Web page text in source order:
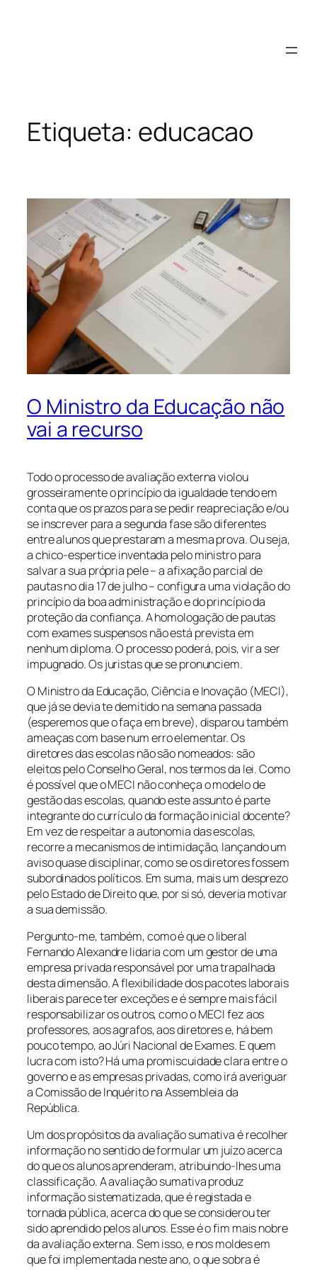
Etiqueta: educacao
O Ministro da Educação não
vai a recurso
Todo o processo de avaliação externa violou
grosseiramente o princípio da igualdade tendo em
conta que os prazos para se pedir reapreciação e/ou
se inscrever para a segunda fase são diferentes
entre alunos que prestaram a mesma prova. Ou seja,
a chico-espertice inventada pelo ministro para
salvar a sua própria pele – a afixação parcial de
pautas no dia 17 de julho – configura uma violação do
princípio da boa administração e do princípio da
proteção da confiança. A homologação de pautas
com exames suspensos não está prevista em
nenhum diploma. O processo poderá, pois, vir a ser
impugnado. Os juristas que se pronunciem.
O Ministro da Educação, Ciência e Inovação (MECI),
que já se devia te demitido na semana passada
(esperemos que o faça em breve), disparou também
ameaças com base num erro elementar. Os
diretores das escolas não são nomeados: são
eleitos pelo Conselho Geral, nos termos da lei. Como
é possível que o MECI não conheça o modelo de
gestão das escolas, quando este assunto é parte
integrante do currículo da formação inicial docente?
Em vez de respeitar a autonomia das escolas,
recorre a mecanismos de intimidação, lançando um
aviso quase disciplinar, como se os diretores fossem
subordinados políticos. Em suma, mais um desprezo
pelo Estado de Direito que, por si só, deveria motivar
a sua demissão.
Pergunto-me, também, como é que o liberal
Fernando Alexandre lidaria com um gestor de uma
empresa privada responsável por uma trapalhada
desta dimensão. A flexibilidade dos pacotes laborais
liberais parece ter exceções e é sempre mais fácil
responsabilizar os outros, como o MECI fez aos
professores, aos agrafos, aos diretores e, há bem
pouco tempo, ao Júri Nacional de Exames. E quem
lucra com isto? Há uma promiscuidade clara entre o
governo e as empresas privadas, como irá averiguar
a Comissão de Inquérito na Assembleia da
República.
Um dos propósitos da avaliação sumativa é recolher
informação no sentido de formular um juízo acerca
do que os alunos aprenderam, atribuindo-lhes uma
classificação. A avaliação sumativa produz
informação sistematizada, que é registada e
tornada pública, acerca do que se considerou ter
sido aprendido pelos alunos. Esse é o fim mais nobre
da avaliação externa. Sem isso, e nos moldes em
que foi implementada neste ano, o que sobra é